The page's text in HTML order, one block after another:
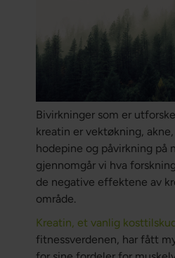
Bivirkninger som er
kreatin er vektøkning,
hodepine og påvirkning på
gjennomgår vi hva
de negative effektene av
område.
Kreatin, et vanlig
fitnessverdenen, har fått